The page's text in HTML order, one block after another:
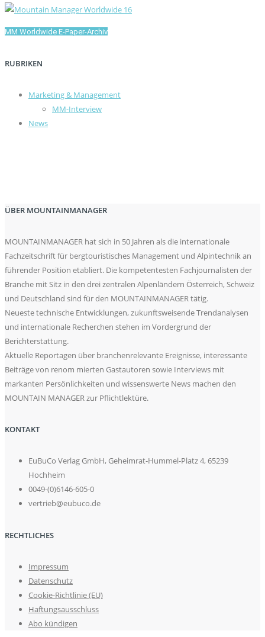
MM Worldwide E-Paper-Archiv
RUBRIKEN
Marketing & Management
MM-Interview
News
ÜBER MOUNTAINMANAGER
MOUNTAINMANAGER hat sich in 50 Jahren als die internationale
Fachzeitschrift für bergtouristisches Management und Alpintechnik an
führender Position etabliert. Die kompetentesten Fachjournalisten der
Branche mit Sitz in den drei zentralen Alpenländern Österreich, Schweiz
und Deutschland sind für den MOUNTAINMANAGER tätig.
Neueste technische Entwicklungen, zukunftsweisende Trendanalysen
und internationale Recherchen stehen im Vordergrund der
Berichterstattung.
Aktuelle Reportagen über branchenrelevante Ereignisse, interessante
Beiträge von renom mierten Gastautoren sowie Interviews mit
markanten Persönlichkeiten und wissenswerte News machen den
MOUNTAIN MANAGER zur Pflichtlektüre.
KONTAKT
EuBuCo Verlag GmbH, Geheimrat-Hummel-Platz 4, 65239
Hochheim
0049-(0)6146-605-0
vertrieb@eubuco.de
RECHTLICHES
Impressum
Datenschutz
Cookie-Richtlinie (EU)
Haftungsausschluss
Abo kündigen